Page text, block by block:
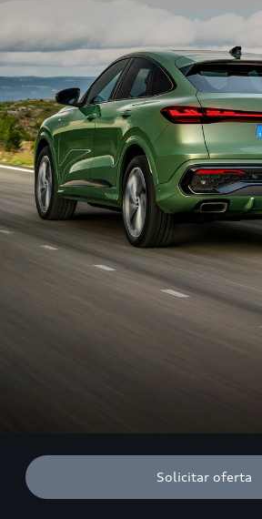
Solicitar oferta